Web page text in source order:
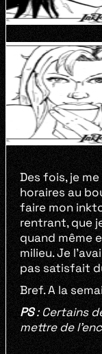
Des fois, je
horaires au
faire mon
rentrant, que
quand même
milieu. Je
pas satisfait
Bref. A la
PS: Certains
mettre de